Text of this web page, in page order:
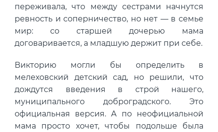
переживала, что между сестрами начнутся
ревность и соперничество, но нет — в семье
мир: со старшей дочерью мама
договаривается, а младшую держит при себе.
Викторию могли бы определить в
мелеховский детский сад, но решили, что
дождутся введения в строй нашего,
муниципального доброградского. Это
официальная версия. А по неофициальной
мама просто хочет, чтобы подольше была